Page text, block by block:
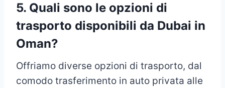
5. Quali sono le opzioni di
trasporto disponibili da Dubai in
Oman?
Offriamo diverse opzioni di trasporto, dal
comodo trasferimento in auto privata alle